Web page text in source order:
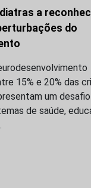
a
do
15% e 20% das
um desafio
de saúde,